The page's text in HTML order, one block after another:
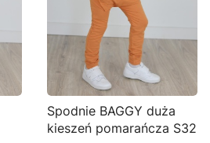
Spodnie BAGGY duża
kieszeń pomarańcza S32